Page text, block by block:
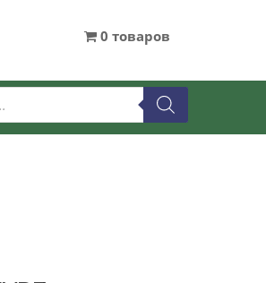
0 товаров